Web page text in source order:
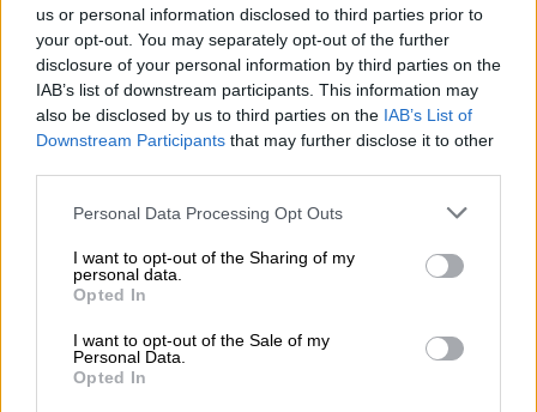
us or personal information disclosed to third parties prior to
your opt-out. You may separately opt-out of the further
disclosure of your personal information by third parties on the
IAB’s list of downstream participants. This information may
also be disclosed by us to third parties on the IAB’s List of
Downstream Participants that may further disclose it to other
Please note that this website/app uses one or more Google
not limited to your visit or usage behaviour. You may click to
grant or deny consent to Google and its third-party tags to
use your data for below specified purposes in below Google
consent section.
Personal Data Processing Opt Outs
I want to opt-out of the Sharing of my
personal data.
Opted In
I want to opt-out of the Sale of my
Personal Data.
Opted In
αναμετρήσεις στον δεύτερο γύρο
Αθλητισμός |31.05.2019 22:33